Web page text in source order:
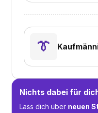
👔
Nichts dabei für
Lass dich über neuen